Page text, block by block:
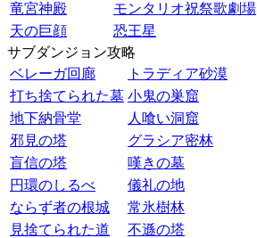
竜宮神殿
モンタリオ祝祭歌劇場
天の巨顔
恐王星
サブダンジョン攻略
ベレーガ回廊
トラディア砂漠
打ち捨てられた墓 小鬼の巣窟
地下納骨堂
人喰い洞窟
邪見の塔
グラシア密林
盲信の塔
嘆きの墓
円環のしるべ
儀礼の地
ならず者の根城
常氷樹林
見捨てられた道
不遜の塔